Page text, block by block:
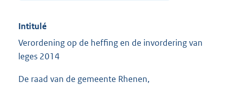
Intitulé
Verordening op de heffing en de invordering van
leges 2014
De raad van de gemeente Rhenen,